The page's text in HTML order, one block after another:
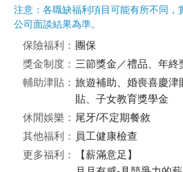
注意：各職缺福利項目可能有所不同，
公司面談結果為準。
保險福利： 團保
獎金制度： 三節獎金／禮品、年終
輔助津貼： 旅遊補助、婚喪喜慶
貼、子女教育獎學金
休閒娛樂： 尾牙/不定期餐敘
其他福利： 員工健康檢查
更多福利：
【薪滿意足】